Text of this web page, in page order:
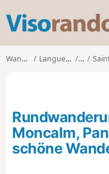
Wanderungen Languedoc-Roussillon GardSaint-Jean-du-
Moncalm,
schöne